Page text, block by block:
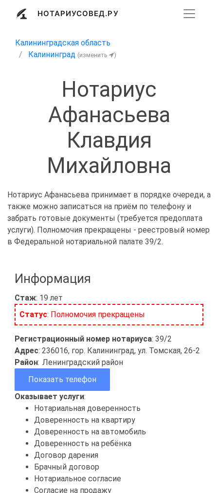
НОТАРИУСОВЕД.РУ
Калининградская область
Калининград (изменить )
Нотариус
Афанасьева
Клавдия
Михайловна
Нотариус Афанасьева принимает в порядке очереди, а
также можно записаться на приём по телефону и
забрать готовые документы (требуется предоплата
услуги). Полномочия прекращены - реестровый номер
в Федеральной нотариальной палате 39/2.
Информация
Стаж: 19 лет
Статус: Полномочия прекращены
Регистрационный номер нотариуса: 39/2
Адрес: 236016, гор. Калининград, ул. Томская, 26-2
Район: Ленинградский район
Показать телефон
Оказывает услуги:
Нотариальная доверенность
Доверенность на квартиру
Доверенность на автомобиль
Доверенность на ребёнка
Договор дарения
Брачный договор
Нотариальное согласие
Согласие на продажу